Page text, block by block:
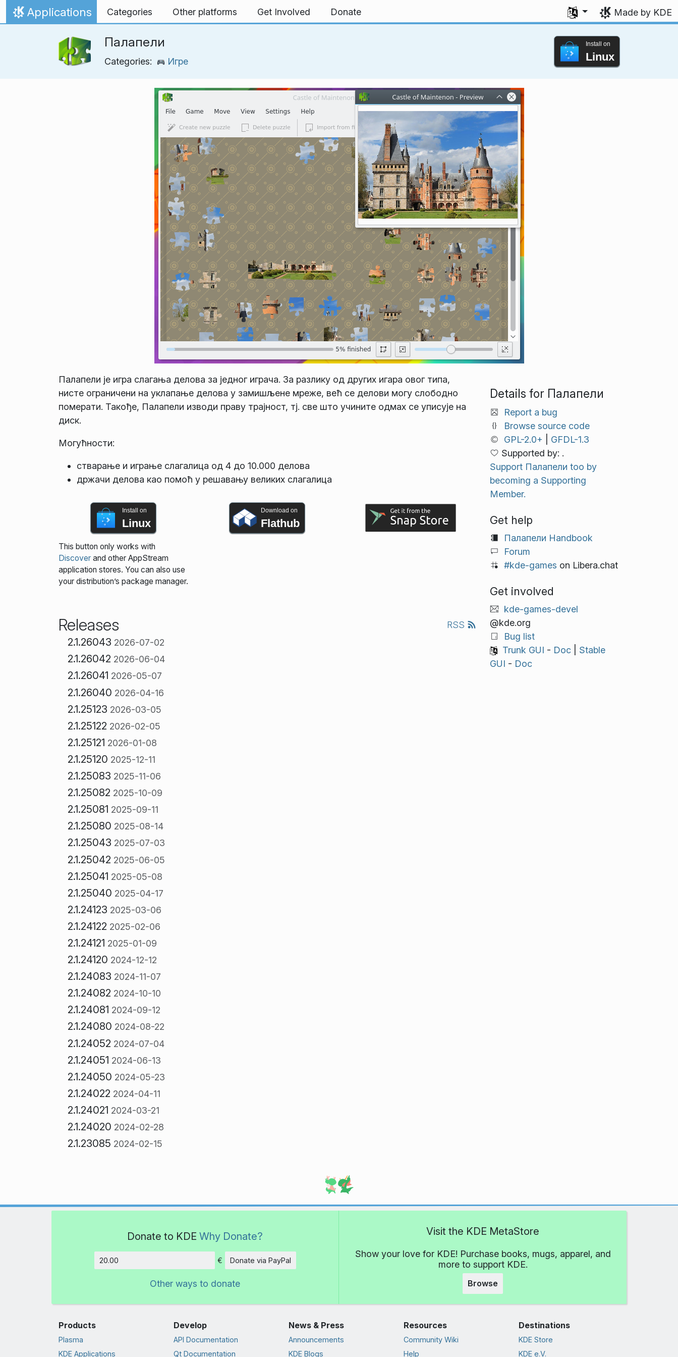
Skip to content
Home
Applications Categories Other platforms Get Involved Donate
Select your language
Made by KDE
Палапели
Categories: Игре
Install on
Linux
Палапели је игра слагања делова за једног играча. За разлику од других игара овог типа,
нисте ограничени на уклапање делова у замишљене мреже, већ се делови могу слободно
померати. Такође, Палапели изводи праву трајност, тј. све што учините одмах се уписује на
диск.
Могућности:
стварање и играње слагалица од 4 до 10.000 делова
држачи делова као помоћ у решавању великих слагалица
Install on
Linux
This button only works with
Discoverand other AppStream
application stores. You can also use
your distribution’s package manager.
Download on
Flathub
Releases RSS
2.1.26043 2026-07-02
2.1.26042 2026-06-04
2.1.26041 2026-05-07
2.1.26040 2026-04-16
2.1.25123 2026-03-05
2.1.25122 2026-02-05
2.1.25121 2026-01-08
2.1.25120 2025-12-11
2.1.25083 2025-11-06
2.1.25082 2025-10-09
2.1.25081 2025-09-11
2.1.25080 2025-08-14
2.1.25043 2025-07-03
2.1.25042 2025-06-05
2.1.25041 2025-05-08
2.1.25040 2025-04-17
2.1.24123 2025-03-06
2.1.24122 2025-02-06
2.1.24121 2025-01-09
2.1.24120 2024-12-12
2.1.24083 2024-11-07
2.1.24082 2024-10-10
2.1.24081 2024-09-12
2.1.24080 2024-08-22
2.1.24052 2024-07-04
2.1.24051 2024-06-13
2.1.24050 2024-05-23
2.1.24022 2024-04-11
2.1.24021 2024-03-21
2.1.24020 2024-02-28
2.1.23085 2024-02-15
Details for Палапели
Report a bug
Browse source code
GPL-2.0+
GFDL-1.3
Supported by: .
Support Палапели too by
becoming a Supporting
Member.
Get help
Палапели Handbook
Forum
#kde-games on Libera.chat
Get involved
kde-games-devel
@kde.org
Bug list
Trunk GUI - Doc| Stable
GUI - Doc
Donate to KDE Why Donate?
Amount
€ Donate via PayPal
Other ways to donate
Visit the KDE MetaStore
Show your love for KDE! Purchase books, mugs, apparel, and
more to support KDE.
Browse
Products
Plasma
KDE Applications
Develop
API Documentation
Qt Documentation
News & Press
Announcements
KDE Blogs
Resources
Community Wiki
Help
Destinations
KDE Store
KDE e.V.